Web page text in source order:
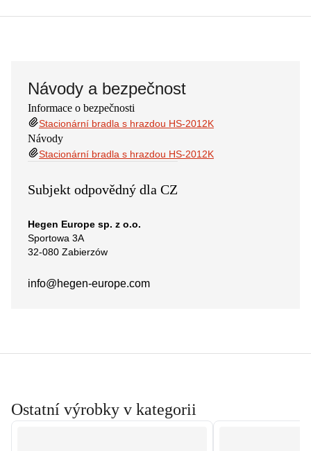
Návody a bezpečnost
Informace o bezpečnosti
Stacionární bradla s hrazdou HS-2012K
Návody
Stacionární bradla s hrazdou HS-2012K
Subjekt odpovědný dla CZ
Hegen Europe sp. z o.o.
Sportowa 3A
32-080 Zabierzów
info@hegen-europe.com
Ostatní výrobky v kategorii